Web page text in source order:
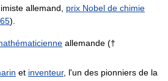
allemand, prix Nobel de chimie
).
allemande (†
et inventeur, l'un des pionniers de la